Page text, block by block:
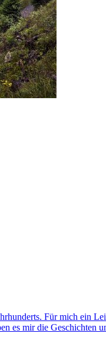
Für mich ein
es mir die Geschichten